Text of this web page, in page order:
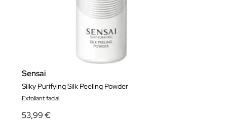
Sensai
Silky Purifying Silk Peeling Powder
Exfoliant facial
53,99 €